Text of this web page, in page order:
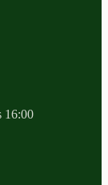
16:00